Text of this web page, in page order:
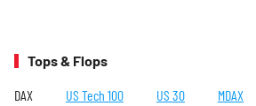
Tops & Flops
DAX US Tech 100 US 30 MDAX